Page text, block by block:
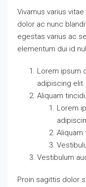
Vivamus varius
dolor ac nunc
egestas varius ac
elementum dui id
Lorem ipsum
adipiscing elit.
Aliquam
Lorem
Aliquam
Vestibulum
Proin sagittis dolor